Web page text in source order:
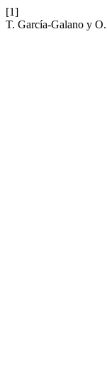
[1]
T. García-Galano y